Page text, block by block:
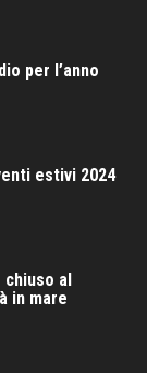
per l’anno
estivi 2024
chiuso al
in mare